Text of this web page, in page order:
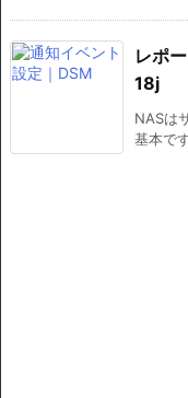
レポ
18j
NASは
基本で